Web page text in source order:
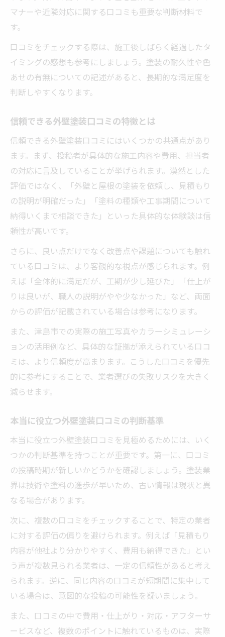
マナーや近隣対応に関する口コミも重要な判断材料で
す。
口コミをチェックする際は、施工後しばらく経過したタ
イミングの感想も参考にしましょう。塗装の耐久性や色
あせの有無についての記述があると、長期的な満足度を
判断しやすくなります。
信頼できる外壁塗装口コミの特徴とは
信頼できる外壁塗装口コミにはいくつかの共通点があり
ます。まず、投稿者が具体的な施工内容や費用、担当者
の対応に言及していることが挙げられます。漠然とした
評価ではなく、「外壁と屋根の塗装を依頼し、見積もり
の説明が明確だった」「塗料の種類や工事期間について
納得いくまで相談できた」といった具体的な体験談は信
頼性が高いです。
さらに、良い点だけでなく改善点や課題についても触れ
ている口コミは、より客観的な視点が感じられます。例
えば「全体的に満足だが、工期が少し延びた」「仕上が
りは良いが、職人の説明がやや少なかった」など、両面
からの評価が記載されている場合は参考になります。
また、津島市での実際の施工写真やカラーシミュレーシ
ョンの活用例など、具体的な証拠が添えられている口コ
ミは、より信頼度が高まります。こうした口コミを優先
的に参考にすることで、業者選びの失敗リスクを大きく
減らせます。
本当に役立つ外壁塗装口コミの判断基準
本当に役立つ外壁塗装口コミを見極めるためには、いく
つかの判断基準を持つことが重要です。第一に、口コミ
の投稿時期が新しいかどうかを確認しましょう。塗装業
界は技術や塗料の進歩が早いため、古い情報は現状と異
なる場合があります。
次に、複数の口コミをチェックすることで、特定の業者
に対する評価の偏りを避けられます。例えば「見積もり
内容が他社より分かりやすく、費用も納得できた」とい
う声が複数見られる業者は、一定の信頼性があると考え
られます。逆に、同じ内容の口コミが短期間に集中して
いる場合は、意図的な投稿の可能性を疑いましょう。
また、口コミの中で費用・仕上がり・対応・アフターサ
ービスなど、複数のポイントに触れているものは、実際